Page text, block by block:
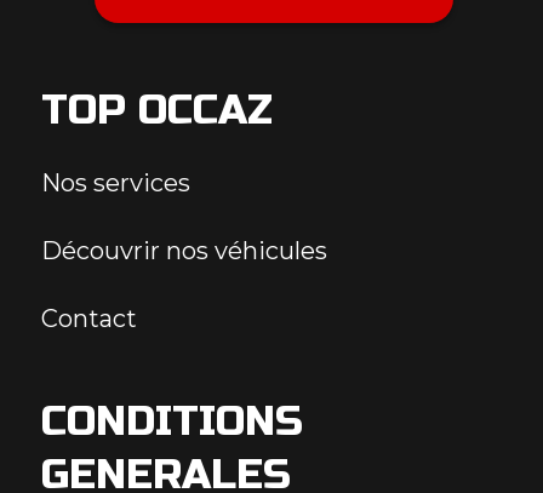
TOP OCCAZ
Nos services
Découvrir nos véhicules
Contact
CONDITIONS
GENERALES